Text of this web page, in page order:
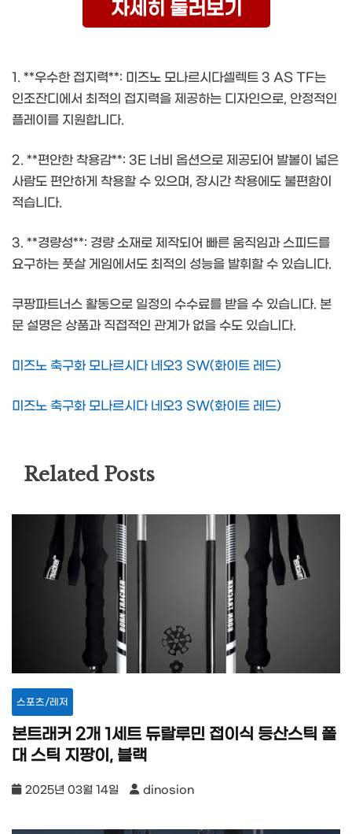
자세히 둘러보기
1. **우수한 접지력**: 미즈노 모나르시다셀렉트 3 AS TF는
인조잔디에서 최적의 접지력을 제공하는 디자인으로, 안정적인
플레이를 지원합니다.
2. **편안한 착용감**: 3E 너비 옵션으로 제공되어 발볼이 넓은
사람도 편안하게 착용할 수 있으며, 장시간 착용에도 불편함이
적습니다.
3. **경량성**: 경량 소재로 제작되어 빠른 움직임과 스피드를
요구하는 풋살 게임에서도 최적의 성능을 발휘할 수 있습니다.
쿠팡파트너스 활동으로 일정의 수수료를 받을 수 있습니다. 본
문 설명은 상품과 직접적인 관계가 없을 수도 있습니다.
미즈노 축구화 모나르시다 네오3 SW(화이트 레드)
미즈노 축구화 모나르시다 네오3 SW(화이트 레드)
Related Posts
스포츠/레저
본트래커 2개 1세트 듀랄루민 접이식 등산스틱 폴
대 스틱 지팡이, 블랙
2025년 03월 14일 dinosion